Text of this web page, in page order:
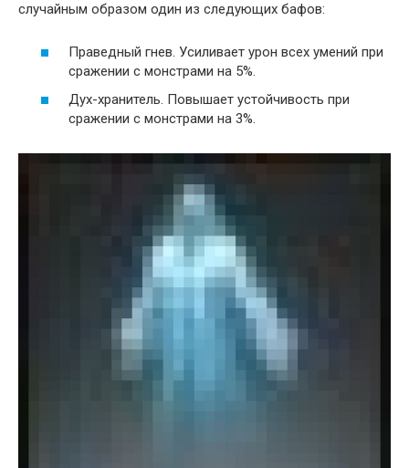
случайным образом один из следующих бафов:
Праведный гнев. Усиливает урон всех умений при
сражении с монстрами на 5%.
Дух-хранитель. Повышает устойчивость при
сражении с монстрами на 3%.